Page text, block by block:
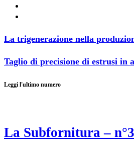
La trigenerazione nella
Taglio di precisione di estrusi in
Leggi l'ultimo numero
La Subfornitura –